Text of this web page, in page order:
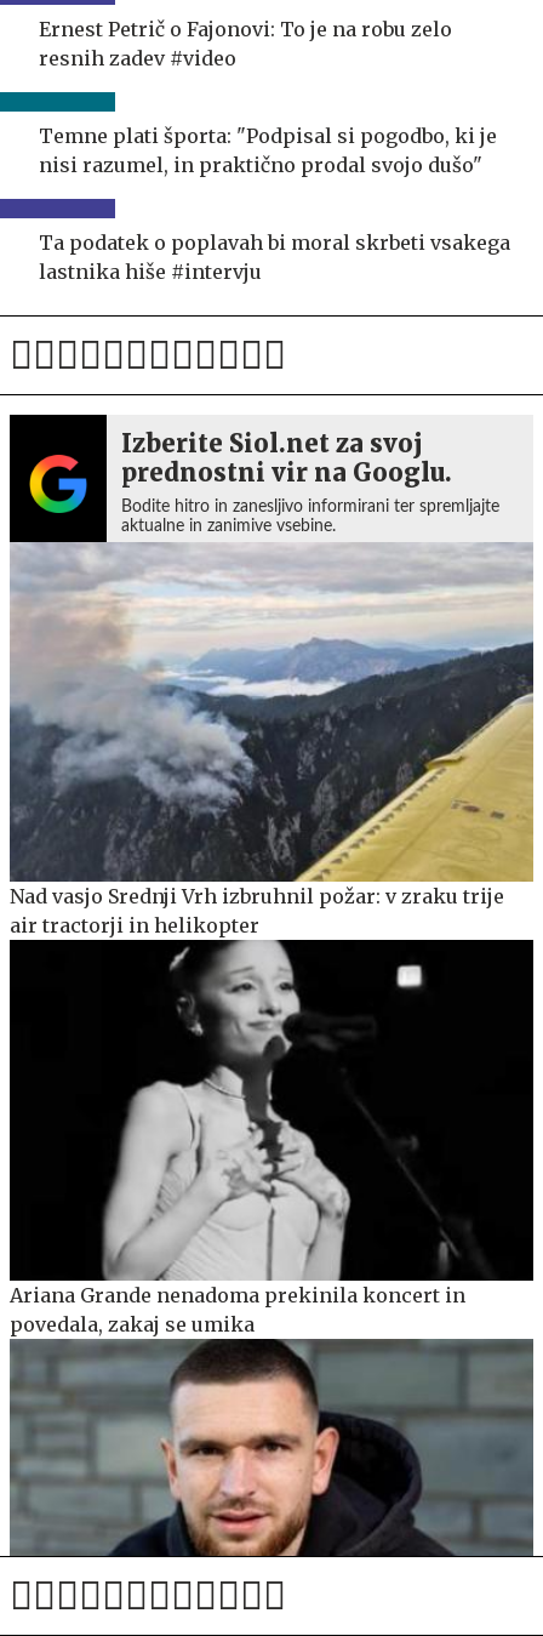
Ernest Petrič o Fajonovi: To je na robu zelo
resnih zadev #video
Temne plati športa: "Podpisal si pogodbo, ki je
nisi razumel, in praktično prodal svojo dušo"
Ta podatek o poplavah bi moral skrbeti vsakega
lastnika hiše #intervju
Izberite Siol.net za svoj
prednostni vir na Googlu.
Bodite hitro in zanesljivo informirani ter spremljajte
aktualne in zanimive vsebine.
Nad vasjo Srednji Vrh izbruhnil požar: v zraku trije
air tractorji in helikopter
Ariana Grande nenadoma prekinila koncert in
povedala, zakaj se umika